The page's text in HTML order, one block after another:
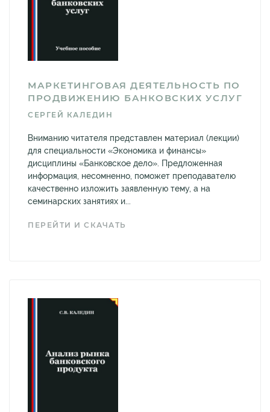
МАРКЕТИНГОВАЯ ДЕЯТЕЛЬНОСТЬ ПО
ПРОДВИЖЕНИЮ БАНКОВСКИХ УСЛУГ
СЕРГЕЙ КАЛЕДИН
Вниманию читателя представлен материал (лекции)
для специальности «Экономика и финансы»
дисциплины «Банковское дело». Предложенная
информация, несомненно, поможет преподавателю
качественно изложить заявленную тему, а на
семинарских занятиях и...
ПЕРЕЙТИ И СКАЧАТЬ